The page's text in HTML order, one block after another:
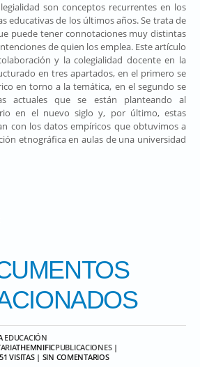
son conceptos recurrentes en los
educativas de los últimos años. Se trata de
puede tener connotaciones muy distintas
de quien los emplea. Este artículo
y la colegialidad docente en la
en tres apartados, en el primero se
en torno a la temática, en el segundo se
actuales que se están planteando al
en el nuevo siglo y, por último, estas
con los datos empíricos que obtuvimos a
etnográfica en aulas de una universidad
EDUCACIÓN
THEMNIFICPUBLICACIONES|
VISITAS | SIN COMENTARIOS